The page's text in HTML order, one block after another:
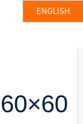
ENGLISH